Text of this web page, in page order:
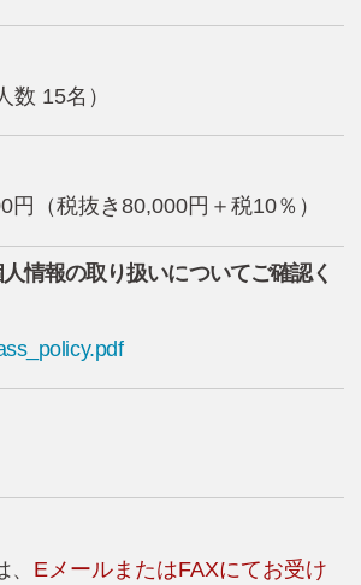
数 15名）
（税抜き80,000円＋税10％）
情報の取り扱いについてご確認く
EメールまたはFAXにてお受け